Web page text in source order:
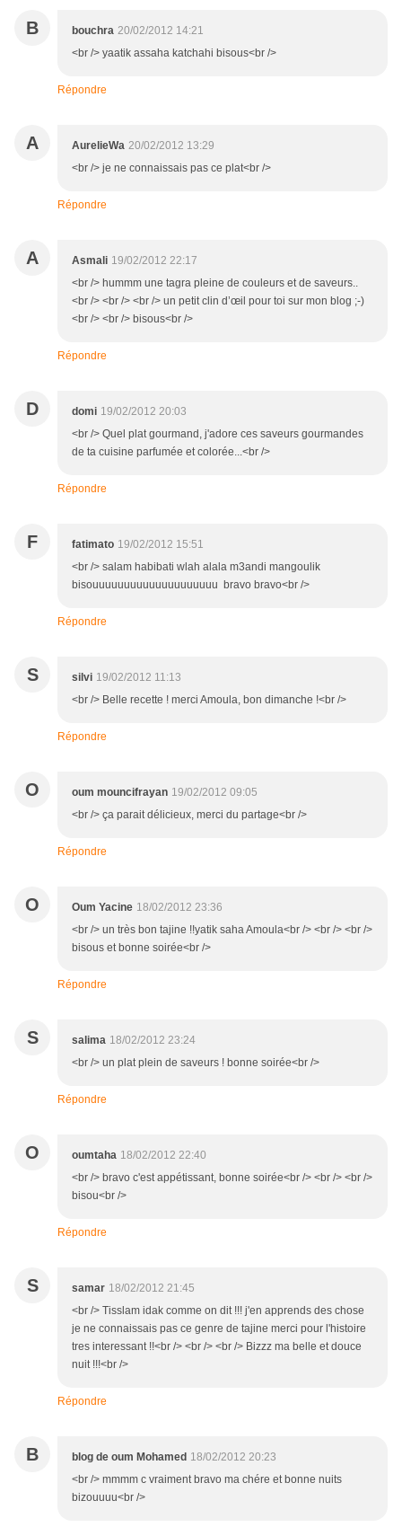
B bouchra 20/02/2012 14:21
<br /> yaatik assaha katchahi bisous<br />
Répondre
A AurelieWa 20/02/2012 13:29
<br /> je ne connaissais pas ce plat<br />
Répondre
A Asmali 19/02/2012 22:17
<br /> hummm une tagra pleine de couleurs et de saveurs..
<br /> <br /> <br /> un petit clin d’œil pour toi sur mon blog ;-)
<br /> <br /> bisous<br />
Répondre
D domi 19/02/2012 20:03
<br /> Quel plat gourmand, j'adore ces saveurs gourmandes
de ta cuisine parfumée et colorée...<br />
Répondre
F fatimato 19/02/2012 15:51
<br /> salam habibati wlah alala m3andi mangoulik
bisouuuuuuuuuuuuuuuuuuuu bravo bravo<br />
Répondre
S silvi 19/02/2012 11:13
<br /> Belle recette ! merci Amoula, bon dimanche !<br />
Répondre
O oum mouncifrayan 19/02/2012 09:05
<br /> ça parait délicieux, merci du partage<br />
Répondre
O Oum Yacine 18/02/2012 23:36
<br /> un très bon tajine !!yatik saha Amoula<br /> <br /> <br />
bisous et bonne soirée<br />
Répondre
S salima 18/02/2012 23:24
<br /> un plat plein de saveurs ! bonne soirée<br />
Répondre
O oumtaha 18/02/2012 22:40
<br /> bravo c'est appétissant, bonne soirée<br /> <br /> <br />
bisou<br />
Répondre
S samar 18/02/2012 21:45
<br /> Tisslam idak comme on dit !!! j'en apprends des chose
je ne connaissais pas ce genre de tajine merci pour l'histoire
tres interessant !!<br /> <br /> <br /> Bizzz ma belle et douce
nuit !!!<br />
Répondre
B blog de oum Mohamed 18/02/2012 20:23
<br /> mmmm c vraiment bravo ma chére et bonne nuits
bizouuuu<br />